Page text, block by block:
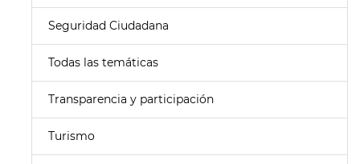
Seguridad Ciudadana
Todas las temáticas
Transparencia y participación
Turismo